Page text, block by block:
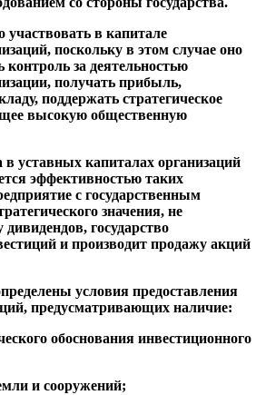
участвовать в капитале
поскольку в этом случае оно
за деятельностью
получать прибыль,
поддержать стратегическое
высокую общественную
в уставных капиталах организаций
эффективностью таких
с государственным
значения, не
государство
и производит продажу акций
условия предоставления
предусматривающих наличие:
обоснования инвестиционного
и сооружений;